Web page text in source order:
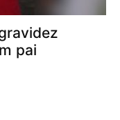
pai